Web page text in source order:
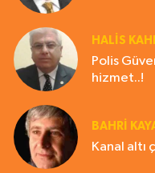
HALIS
Polis
hizmet..!
BAHRI
Kanal altı